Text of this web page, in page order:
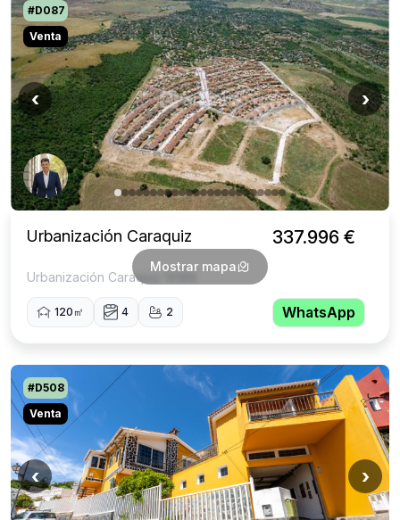
Mostrar mapa
‹ ›
#D087
Venta
Urbanización Caraquiz
Urbanización Caraquiz 19188
120㎡ 4 2
337.996 €
WhatsApp
‹ ›
#D508
Venta